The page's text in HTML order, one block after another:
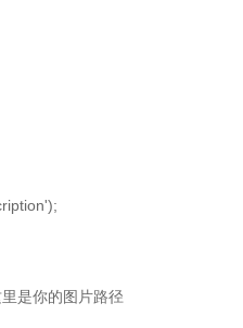
你的图片路径